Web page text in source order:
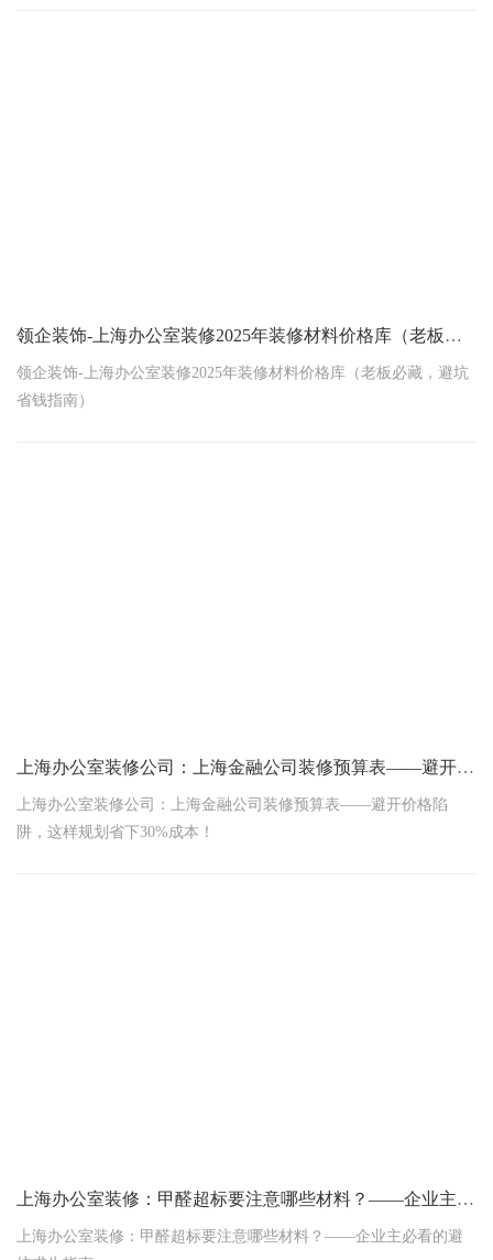
领企装饰-上海办公室装修2025年装修材料价格库（老板必藏，避坑省钱指南）
领企装饰-上海办公室装修2025年装修材料价格库（老板必藏，避坑
省钱指南）
上海办公室装修公司：上海金融公司装修预算表——避开价格陷阱，这样规划省下30%成本！
上海办公室装修公司：上海金融公司装修预算表——避开价格陷
阱，这样规划省下30%成本！
上海办公室装修：甲醛超标要注意哪些材料？——企业主必看的避坑求生指南
上海办公室装修：甲醛超标要注意哪些材料？——企业主必看的避